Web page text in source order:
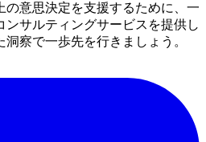
の意思決定を支援するために、一
サルティングサービスを提供し
察で一歩先を行きましょう。